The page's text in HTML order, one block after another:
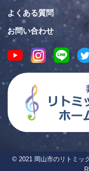
よくある質問
お問い合わせ
© 2021 岡山市のリトミッ